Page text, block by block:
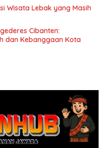
Wisata Lebak yang Masih
Cibanten:
dan Kebanggaan Kota